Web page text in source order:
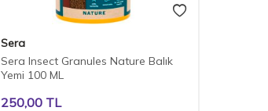
Sera
Sera Insect Granules Nature Balık
Yemi 100 ML
250,00TL